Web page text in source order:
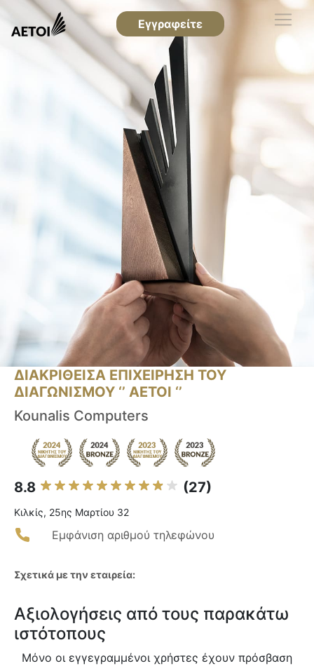
Εγγραφείτε
ΔΙΑΚΡΙΘΕΙΣΑ ΕΠΙΧΕΙΡΗΣΗ ΤΟΥ
ΔΙΑΓΩΝΙΣΜΟΥ ‘’ ΑΕΤΟΙ ‘’
Kounalis Computers
8.8 (27)
Κιλκίς, 25ης Μαρτίου 32
Εμφάνιση αριθμού τηλεφώνου
Σχετικά με την εταιρεία:
Αξιολογήσεις από τους παρακάτω
ιστότοπους
Μόνο οι εγγεγραμμένοι χρήστες έχουν πρόσβαση